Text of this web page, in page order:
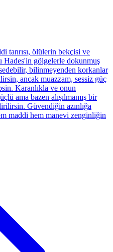
tanrısı, ölülerin bekçisi ve
Hades'in gölgelerle dokunmuş
bilinmeyenden korkanlar
ancak muazzam, sessiz güç
Karanlıkla ve onun
ama bazen alışılmamış bir
Güvendiğin azınlığa
maddi hem manevi zenginliğin